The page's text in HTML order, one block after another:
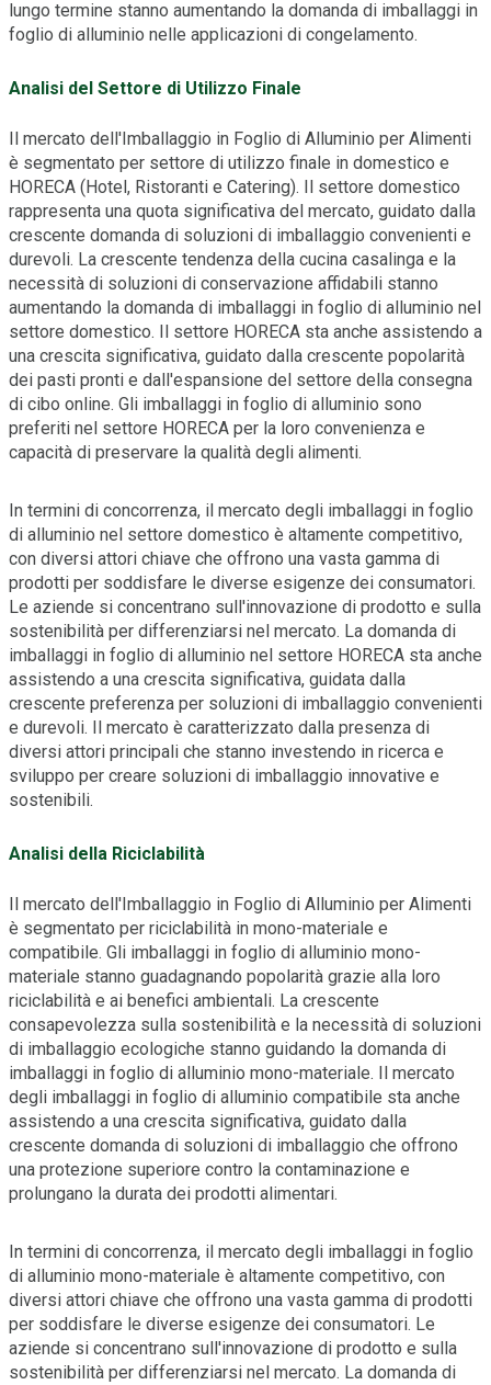
lungo termine stanno aumentando la domanda di imballaggi in
foglio di alluminio nelle applicazioni di congelamento.
Analisi del Settore di Utilizzo Finale
Il mercato dell'Imballaggio in Foglio di Alluminio per Alimenti
è segmentato per settore di utilizzo finale in domestico e
HORECA (Hotel, Ristoranti e Catering). Il settore domestico
rappresenta una quota significativa del mercato, guidato dalla
crescente domanda di soluzioni di imballaggio convenienti e
durevoli. La crescente tendenza della cucina casalinga e la
necessità di soluzioni di conservazione affidabili stanno
aumentando la domanda di imballaggi in foglio di alluminio nel
settore domestico. Il settore HORECA sta anche assistendo a
una crescita significativa, guidato dalla crescente popolarità
dei pasti pronti e dall'espansione del settore della consegna
di cibo online. Gli imballaggi in foglio di alluminio sono
preferiti nel settore HORECA per la loro convenienza e
capacità di preservare la qualità degli alimenti.
In termini di concorrenza, il mercato degli imballaggi in foglio
di alluminio nel settore domestico è altamente competitivo,
con diversi attori chiave che offrono una vasta gamma di
prodotti per soddisfare le diverse esigenze dei consumatori.
Le aziende si concentrano sull'innovazione di prodotto e sulla
sostenibilità per differenziarsi nel mercato. La domanda di
imballaggi in foglio di alluminio nel settore HORECA sta anche
assistendo a una crescita significativa, guidata dalla
crescente preferenza per soluzioni di imballaggio convenienti
e durevoli. Il mercato è caratterizzato dalla presenza di
diversi attori principali che stanno investendo in ricerca e
sviluppo per creare soluzioni di imballaggio innovative e
sostenibili.
Analisi della Riciclabilità
Il mercato dell'Imballaggio in Foglio di Alluminio per Alimenti
è segmentato per riciclabilità in mono-materiale e
compatibile. Gli imballaggi in foglio di alluminio mono-
materiale stanno guadagnando popolarità grazie alla loro
riciclabilità e ai benefici ambientali. La crescente
consapevolezza sulla sostenibilità e la necessità di soluzioni
di imballaggio ecologiche stanno guidando la domanda di
imballaggi in foglio di alluminio mono-materiale. Il mercato
degli imballaggi in foglio di alluminio compatibile sta anche
assistendo a una crescita significativa, guidato dalla
crescente domanda di soluzioni di imballaggio che offrono
una protezione superiore contro la contaminazione e
prolungano la durata dei prodotti alimentari.
In termini di concorrenza, il mercato degli imballaggi in foglio
di alluminio mono-materiale è altamente competitivo, con
diversi attori chiave che offrono una vasta gamma di prodotti
per soddisfare le diverse esigenze dei consumatori. Le
aziende si concentrano sull'innovazione di prodotto e sulla
sostenibilità per differenziarsi nel mercato. La domanda di